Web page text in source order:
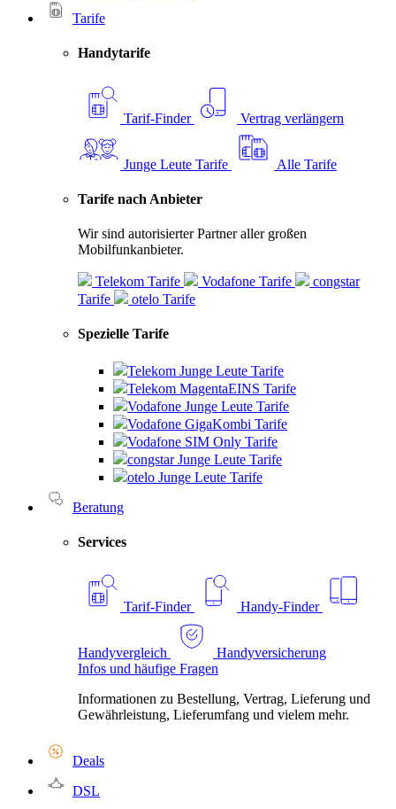
Tarife
Handytarife
Tarif-Finder Vertrag verlängern
Junge Leute Tarife Alle Tarife
Tarife nach Anbieter
Wir sind autorisierter Partner aller großen
Mobilfunkanbieter.
Telekom Tarife Vodafone Tarife
congstar
Tarife
otelo Tarife
Spezielle Tarife
Telekom Junge Leute Tarife
Telekom MagentaEINS Tarife
Vodafone Junge Leute Tarife
Vodafone GigaKombi Tarife
Vodafone SIM Only Tarife
congstar Junge Leute Tarife
otelo Junge Leute Tarife
Beratung
Services
Tarif-Finder Handy-Finder
Handyvergleich
Handyversicherung
Infos und häufige Fragen
Informationen zu Bestellung, Vertrag, Lieferung und
Gewährleistung, Lieferumfang und vielem mehr.
Deals
DSL